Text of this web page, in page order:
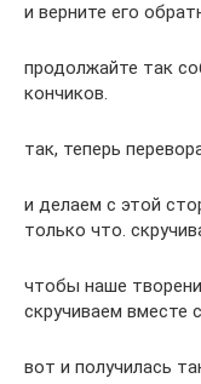
и верните его
продолжайте так
кончиков.
так, теперь
и делаем с этой
только что.
чтобы наше
скручиваем вместе
вот и получилась